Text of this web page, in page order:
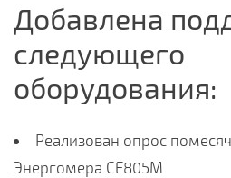
Добавлена
следующего
оборудования:
Реализован опрос
Энергомера СЕ805М